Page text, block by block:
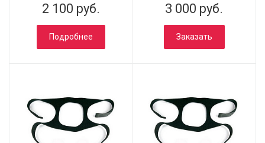
2 100 руб.
Подробнее
3 000 руб.
Заказать